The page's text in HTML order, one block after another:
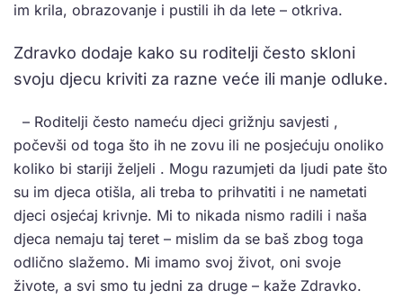
im krila, obrazovanje i pustili ih da lete – otkriva.
Zdravko dodaje kako su roditelji često skloni
svoju djecu kriviti za razne veće ili manje odluke.
– Roditelji često nameću djeci grižnju savjesti ,
počevši od toga što ih ne zovu ili ne posjećuju onoliko
koliko bi stariji željeli . Mogu razumjeti da ljudi pate što
su im djeca otišla, ali treba to prihvatiti i ne nametati
djeci osjećaj krivnje. Mi to nikada nismo radili i naša
djeca nemaju taj teret – mislim da se baš zbog toga
odlično slažemo. Mi imamo svoj život, oni svoje
živote, a svi smo tu jedni za druge – kaže Zdravko.